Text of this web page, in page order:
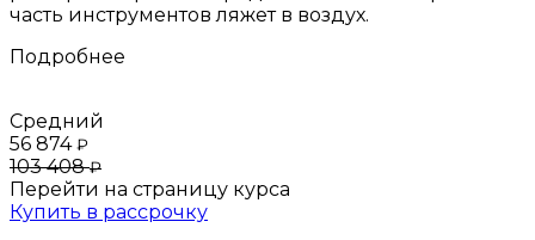
часть инструментов ляжет в воздух.
Подробнее
Средний
56 874₽
103 408₽
Перейти на страницу курса
Купить в рассрочку